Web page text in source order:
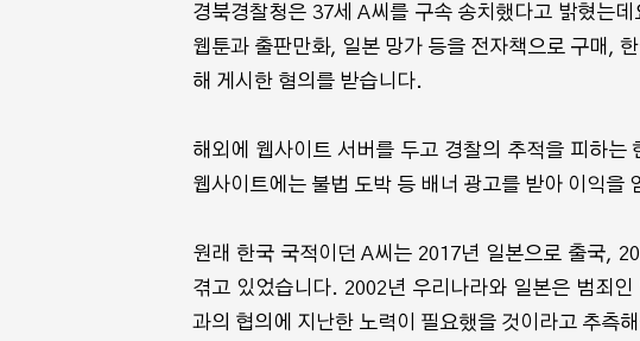
경북경찰청은 37세 A씨를 구속 송치했다고 밝혔는
웹툰과 출판만화, 일본 망가 등을 전자책으로 구매,
해 게시한 혐의를 받습니다.
해외에 웹사이트 서버를 두고 경찰의 추적을 피하
웹사이트에는 불법 도박 등 배너 광고를 받아 이익을
원래 한국 국적이던 A씨는 2017년 일본으로 출국,
겪고 있었습니다. 2002년 우리나라와 일본은 범죄
과의 협의에 지난한 노력이 필요했을 것이라고 추측
네이버